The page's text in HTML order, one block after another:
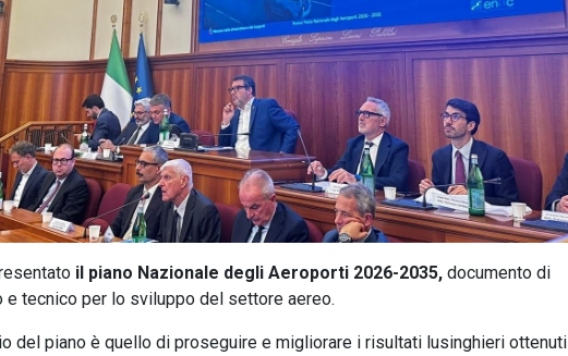
il piano Nazionale degli Aeroporti 2026-2035, documento di
tecnico per lo sviluppo del settore aereo.
del piano è quello di proseguire e migliorare i risultati lusinghieri ottenuti